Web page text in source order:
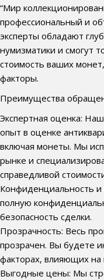
“Мир
профессиональный и
эксперты обладают
нумизматики и смогут
стоимость ваших
факторы.
Преимущества
Экспертная оценка:
опыт в оценке
включая монеты. Мы
рынке и
справедливой
Конфиденциальность и
полную
безопасность сделки.
Прозрачность: Весь
прозрачен. Вы будете
факторах, влияющих на
Выгодные цены: Мы